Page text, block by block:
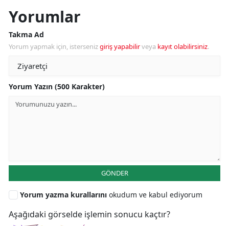
Yorumlar
Takma Ad
Yorum yapmak için, istersenizgiriş yapabilirveya kayıt olabilirsiniz.
Yorum Yazın (500 Karakter)
GÖNDER
Yorum yazma kurallarını okudum ve kabul ediyorum
Aşağıdaki görselde işlemin sonucu kaçtır?